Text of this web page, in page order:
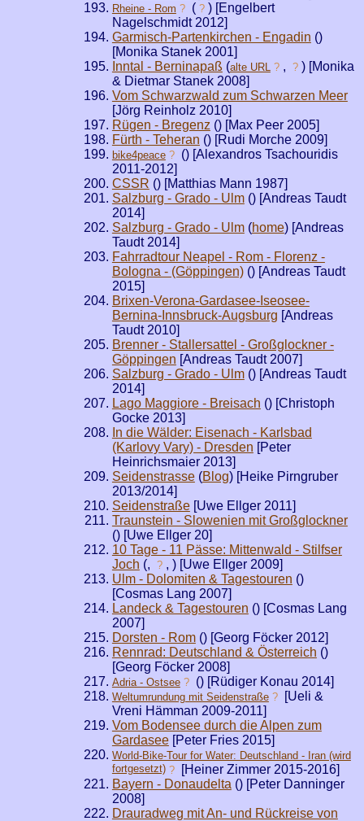
Rheine - Rom ? (? ) [Engelbert
Nagelschmidt 2012]
Garmisch-Partenkirchen - Engadin ()
[Monika Stanek 2001]
Inntal - Berninapaß (alte URL ? , ? ) [Monika
& Dietmar Stanek 2008]
Vom Schwarzwald zum Schwarzen Meer
[Jörg Reinholz 2010]
Rügen - Bregenz () [Max Peer 2005]
Fürth - Teheran () [Rudi Morche 2009]
bike4peace? () [Alexandros Tsachouridis
2011-2012]
CSSR () [Matthias Mann 1987]
Salzburg - Grado - Ulm() [Andreas Taudt
2014]
Salzburg - Grado - Ulm(home) [Andreas
Taudt 2014]
Fahrradtour Neapel - Rom - Florenz -
Bologna - (Göppingen)() [Andreas Taudt
2015]
Brixen-Verona-Gardasee-Iseosee-
Bernina-Innsbruck-Augsburg [Andreas
Taudt 2010]
Brenner - Stallersattel - Großglockner -
Göppingen [Andreas Taudt 2007]
Salzburg - Grado - Ulm() [Andreas Taudt
2014]
Lago Maggiore - Breisach () [Christoph
Gocke 2013]
In die Wälder: Eisenach - Karlsbad
(Karlovy Vary) - Dresden [Peter
Heinrichsmaier 2013]
Seidenstrasse(Blog) [Heike Pirngruber
2013/2014]
Seidenstraße[Uwe Ellger 2011]
Traunstein - Slowenien mit Großglockner
() [Uwe Ellger 20]
10 Tage - 11 Pässe: Mittenwald - Stilfser
Joch (, ? , ) [Uwe Ellger 2009]
Ulm - Dolomiten & Tagestouren ()
[Cosmas Lang 2007]
Landeck & Tagestouren () [Cosmas Lang
2007]
Dorsten - Rom() [Georg Föcker 2012]
Rennrad: Deutschland & Österreich ()
[Georg Föcker 2008]
Adria - Ostsee? () [Rüdiger Konau 2014]
Weltumrundung mit Seidenstraße?
[Ueli &
Vreni Hämman 2009-2011]
Vom Bodensee durch die Alpen zum
Gardasee[Peter Fries 2015]
World-Bike-Tour for Water: Deutschland - Iran (wird
fortgesetzt)?
[Heiner Zimmer 2015-2016]
Bayern - Donaudelta () [Peter Danninger
2008]
Drauradweg mit An- und Rückreise von